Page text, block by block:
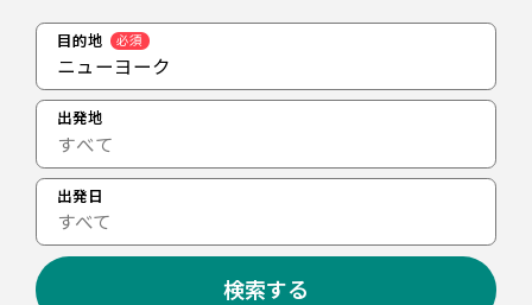
目的地 必須
ニューヨーク
出発地
出発日
すべて
検索する